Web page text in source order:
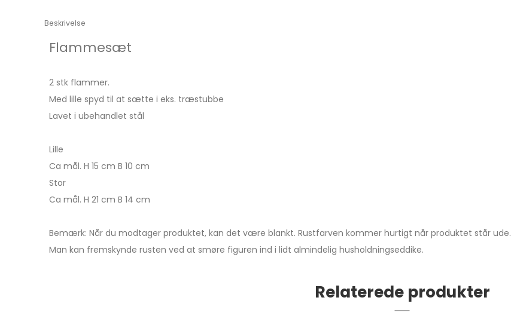
Beskrivelse
Flammesæt
2 stk flammer.
Med lille spyd til at sætte i eks. træstubbe
Lavet i ubehandlet stål
Lille
Ca mål. H 15 cm B 10 cm
Stor
Ca mål. H 21 cm B 14 cm
Bemærk: Når du modtager produktet, kan det være blankt. Rustfarven kommer hurtigt når produktet står ude.
Man kan fremskynde rusten ved at smøre figuren ind i lidt almindelig husholdningseddike.
Relaterede produkter